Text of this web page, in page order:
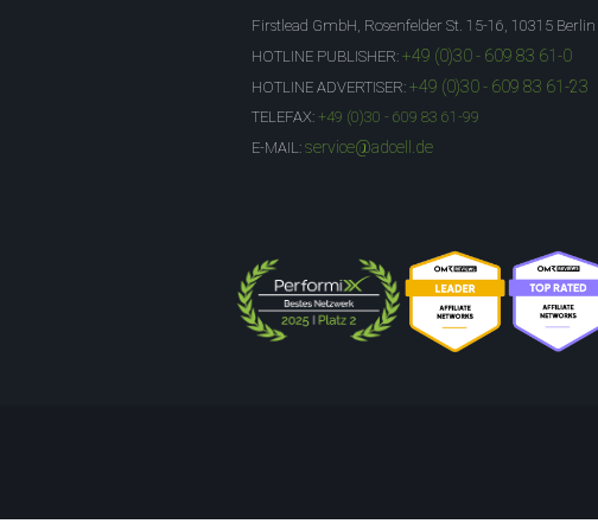
Firstlead GmbH, Rosenfelder St. 15-16, 10315 Berlin
HOTLINE PUBLISHER: +49 (0)30 - 609 83 61-0
HOTLINE ADVERTISER: +49 (0)30 - 609 83 61-23
TELEFAX: +49 (0)30 - 609 83 61-99
E-MAIL: service@adcell.de